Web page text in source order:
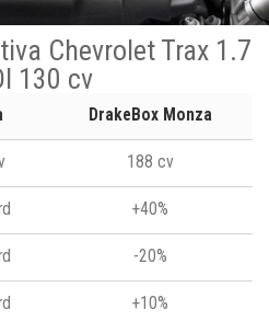
Chevrolet Trax 1.7
130 cv
DrakeBox Monza
188 cv
+40%
-20%
+10%